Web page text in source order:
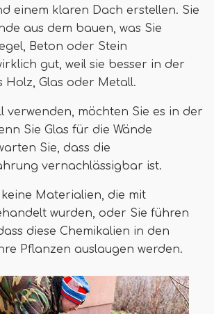
einem klaren Dach erstellen. Sie
aus dem bauen, was Sie
Beton oder Stein
gut, weil sie besser in der
Holz, Glas oder Metall.
verwenden, möchten Sie es in der
Sie Glas für die Wände
Sie, dass die
vernachlässigbar ist.
keine Materialien, die mit
wurden, oder Sie führen
diese Chemikalien in den
Pflanzen auslaugen werden.